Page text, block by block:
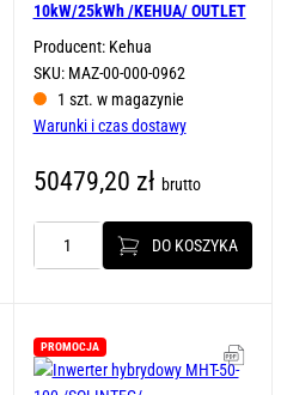
10kW/25kWh /KEHUA/ OUTLET
Producent: Kehua
SKU: MAZ-00-000-0962
1 szt. w magazynie
Warunki i czas dostawy
50479,20 zł brutto
ilość
10kW/25kWh
/KEHUA/
OUTLET
DO KOSZYKA
Karta katalogowa
PROMOCJA